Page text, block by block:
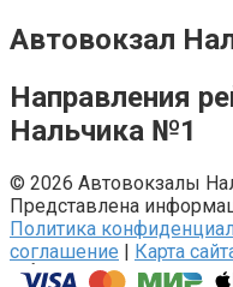
Автовокзал
Направления
Нальчика №1
© 2026 Автовокзалы
Представлена
Политика
соглашение | Карта